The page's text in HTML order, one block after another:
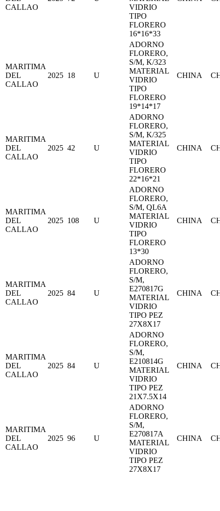
CALLAO
VIDRIO
TIPO
FLORERO
16*16*33
MARITIMA
DEL
CALLAO
2025 18 U
ADORNO
FLORERO,
S/M, K/323
MATERIAL
VIDRIO
TIPO
FLORERO
19*14*17
CHINA
MARITIMA
DEL
CALLAO
2025 42 U
ADORNO
FLORERO,
S/M, K/325
MATERIAL
VIDRIO
TIPO
FLORERO
22*16*21
CHINA
MARITIMA
DEL
CALLAO
2025 108 U
ADORNO
FLORERO,
S/M, QL6A
MATERIAL
VIDRIO
TIPO
FLORERO
13*30
CHINA
MARITIMA
DEL
CALLAO
2025 84 U
ADORNO
FLORERO,
S/M,
E270817G
MATERIAL
VIDRIO
TIPO PEZ
27X8X17
CHINA
MARITIMA
DEL
CALLAO
2025 84 U
ADORNO
FLORERO,
S/M,
E210814G
MATERIAL
VIDRIO
TIPO PEZ
21X7.5X14
CHINA
MARITIMA
DEL
CALLAO
2025 96 U
ADORNO
FLORERO,
S/M,
E270817A
MATERIAL
VIDRIO
TIPO PEZ
27X8X17
CHINA